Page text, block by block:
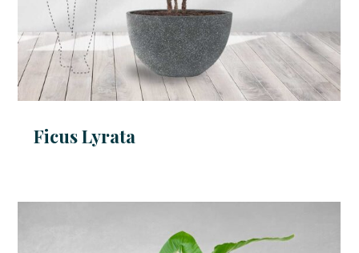
Ficus Lyrata